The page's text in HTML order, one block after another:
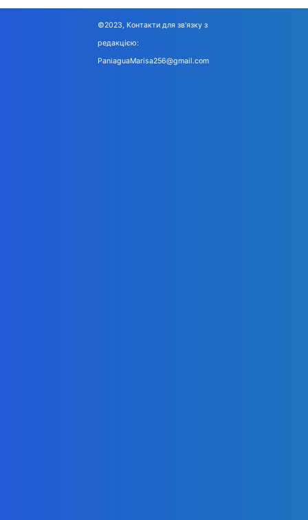
©2023, Контакти для зв'язку з
редакцією:
PaniaguaMarisa256@gmail.com